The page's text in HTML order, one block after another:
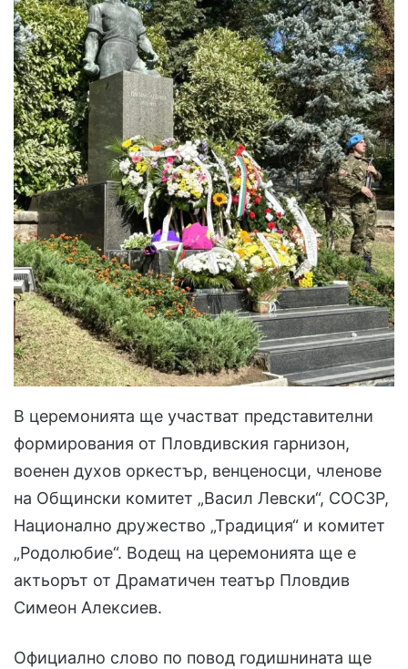
В церемонията ще участват представителни
формирования от Пловдивския гарнизон,
военен духов оркестър, венценосци, членове
на Общински комитет „Васил Левски“, СОСЗР,
Национално дружество „Традиция“ и комитет
„Родолюбие“. Водещ на церемонията ще е
актьорът от Драматичен театър Пловдив
Симеон Алексиев.
Официално слово по повод годишнината ще